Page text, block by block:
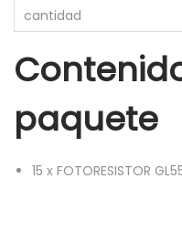
t
d
d
cantidad
paquete
15 x FOTORESISTOR